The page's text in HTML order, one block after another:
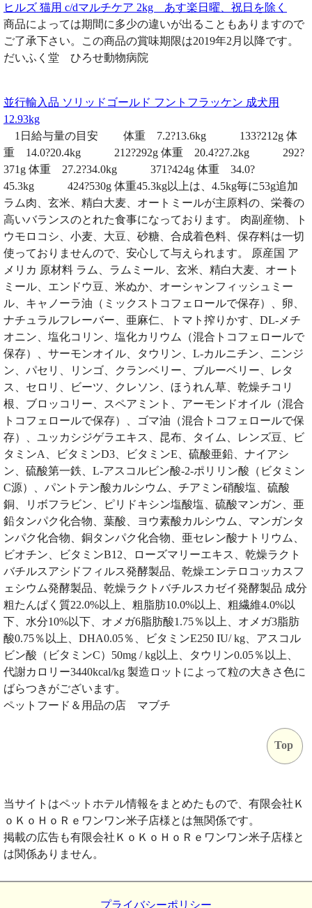
ヒルズ 猫用 c/dマルチケア 2kg あす楽日曜、祝日を除く
商品によっては期間に多少の違いが出ることもありますので
ご了承下さい。この商品の賞味期限は2019年2月以降です。
だいふく堂 ひろせ動物病院
並行輸入品 ソリッドゴールド フントフラッケン 成犬用
12.93kg
1日給与量の目安 体重 7.2?13.6kg 133?212g 体
重 14.0?20.4kg 212?292g 体重 20.4?27.2kg 292?
371g 体重 27.2?34.0kg 371?424g 体重 34.0?
45.3kg 424?530g 体重45.3kg以上は、4.5kg毎に53g追加
ラム肉、玄米、精白大麦、オートミールが主原料の、栄養の
高いバランスのとれた食事になっております。 肉副産物、ト
ウモロコシ、小麦、大豆、砂糖、合成着色料、保存料は一切
使っておりませんので、安心して与えられます。 原産国 ア
メリカ 原材料 ラム、ラムミール、玄米、精白大麦、オート
ミール、エンドウ豆、米ぬか、オーシャンフィッシュミー
ル、キャノーラ油（ミックストコフェロールで保存）、卵、
ナチュラルフレーバー、亜麻仁、トマト搾りかす、DL-メチ
オニン、塩化コリン、塩化カリウム（混合トコフェロールで
保存）、サーモンオイル、タウリン、L-カルニチン、ニンジ
ン、パセリ、リンゴ、クランベリー、ブルーベリー、レタ
ス、セロリ、ビーツ、クレソン、ほうれん草、乾燥チコリ
根、ブロッコリー、スペアミント、アーモンドオイル（混合
トコフェロールで保存）、ゴマ油（混合トコフェロールで保
存）、ユッカシジゲラエキス、昆布、タイム、レンズ豆、ビ
タミンA、ビタミンD3、ビタミンE、硫酸亜鉛、ナイアシ
ン、硫酸第一鉄、L-アスコルビン酸-2-ポリリン酸（ビタミン
C源）、パントテン酸カルシウム、チアミン硝酸塩、硫酸
銅、リボフラビン、ピリドキシン塩酸塩、硫酸マンガン、亜
鉛タンパク化合物、葉酸、ヨウ素酸カルシウム、マンガンタ
ンパク化合物、銅タンパク化合物、亜セレン酸ナトリウム、
ビオチン、ビタミンB12、ローズマリーエキス、乾燥ラクト
バチルスアシドフィルス発酵製品、乾燥エンテロコッカスフ
ェシウム発酵製品、乾燥ラクトバチルスカゼイ発酵製品 成分
粗たんぱく質22.0%以上、粗脂肪10.0%以上、粗繊維4.0%以
下、水分10%以下、オメガ6脂肪酸1.75％以上、オメガ3脂肪
酸0.75％以上、DHA0.05％、ビタミンE250 IU/ kg、アスコル
ビン酸（ビタミンC）50mg / kg以上、タウリン0.05％以上、
代謝カロリー3440kcal/kg 製造ロットによって粒の大きさ色に
ばらつきがございます。
ペットフード＆用品の店 マブチ
Top
当サイトはペットホテル情報をまとめたもので、有限会社Ｋ
ｏＫｏＨｏＲｅワンワン米子店様とは無関係です。
掲載の広告も有限会社ＫｏＫｏＨｏＲｅワンワン米子店様と
は関係ありません。
プライバシーポリシー